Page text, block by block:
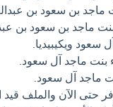
ماجد بن سعود بن
بنت ماجد بن سعود بن
سعود ويكيبيديا.
بنت ماجد آل سعود.
ماجد آل سعود.
حتى الآن والملف